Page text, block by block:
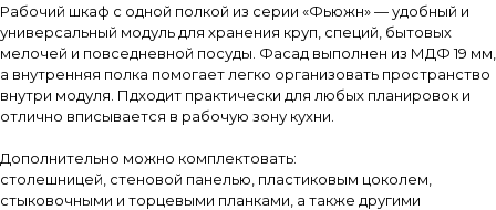
Рабочий шкаф с одной полкой из серии «Фьюжн» — удобный и
универсальный модуль для хранения круп, специй, бытовых
мелочей и повседневной посуды. Фасад выполнен из МДФ 19 мм,
а внутренняя полка помогает легко организовать пространство
внутри модуля. Пдходит практически для любых планировок и
отлично вписывается в рабочую зону кухни.
Дополнительно можно комплектовать:
столешницей, стеновой панелью, пластиковым цоколем,
стыковочными и торцевыми планками, а также другими